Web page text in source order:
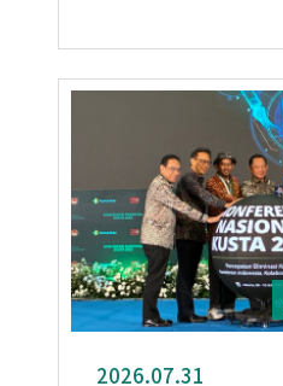
2026.07.31